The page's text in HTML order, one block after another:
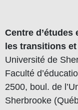
Centre
les transitions et
Université de
Faculté
2500, boul. de
Sherbrooke